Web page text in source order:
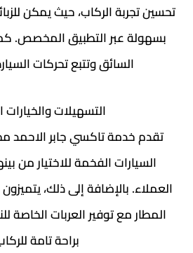
تحسين تجربة الركاب، حيث يمكن
بسهولة عبر التطبيق المخصص.
السائق وتتبع تحركات
التسهيلات والخيارات
تقدم خدمة تاكسي جابر
السيارات الفخمة للاختيار من
العملاء. بالإضافة إلى ذلك،
المطار مع توفير العربات الخاصة
براحة تامة